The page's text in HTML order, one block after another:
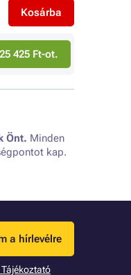
Kosárba
425 Ft-ot.
Önt. Minden
kap.
a hírlevélre